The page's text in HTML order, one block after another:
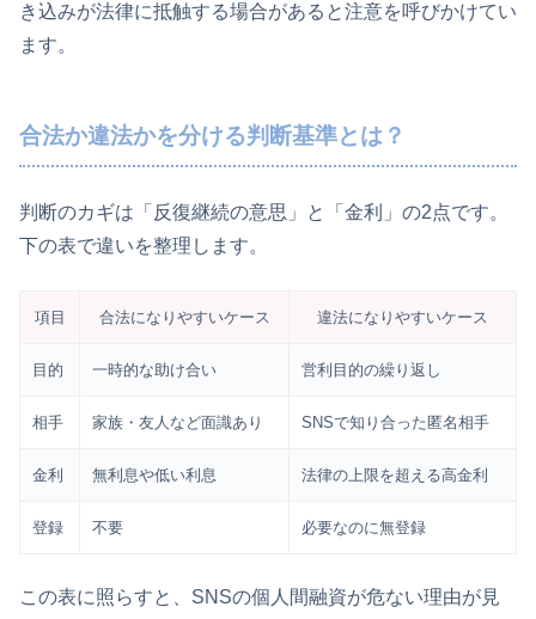
き込みが法律に抵触する場合があると注意を呼びかけてい
ます。
合法か違法かを分ける判断基準とは？
判断のカギは「反復継続の意思」と「金利」の2点です。
下の表で違いを整理します。
項目 合法になりやすいケース 違法になりやすいケース
目的 一時的な助け合い 営利目的の繰り返し
相手 家族・友人など面識あり SNSで知り合った匿名相手
金利 無利息や低い利息 法律の上限を超える高金利
登録 不要 必要なのに無登録
この表に照らすと、SNSの個人間融資が危ない理由が見